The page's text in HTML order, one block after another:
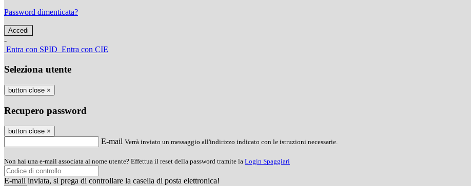
Password dimenticata?
-
Entra con SPID Entra con CIE
Seleziona utente
button close ×
Recupero password
button close ×
E-mail Verrà inviato un messaggio all'indirizzo indicato con le istruzioni necessarie.
Non hai una e-mail associata al nome utente? Effettua il reset della password tramite la Login Spaggiari
E-mail inviata, si prega di controllare la casella di posta elettronica!